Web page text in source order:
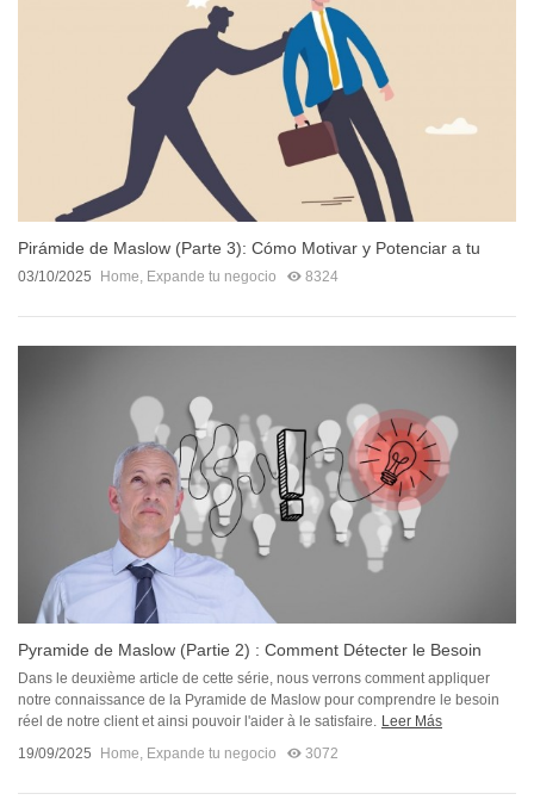
Pirámide de Maslow (Parte 3): Cómo Motivar y Potenciar a tu
Equipo
03/10/2025 Home, Expande tu negocio 8324
Pyramide de Maslow (Partie 2) : Comment Détecter le Besoin
Réel de...
Dans le deuxième article de cette série, nous verrons comment appliquer
notre connaissance de la Pyramide de Maslow pour comprendre le besoin
réel de notre client et ainsi pouvoir l'aider à le satisfaire. Leer Más
19/09/2025
Home, Expande tu negocio 3072